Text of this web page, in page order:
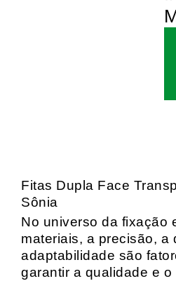
Fitas Dupla Face
Sônia
No universo da fixação
materiais, a precisão, a
adaptabilidade são
garantir a qualidade e o